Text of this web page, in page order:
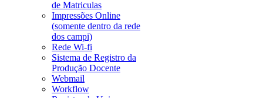
de Matriculas
Impressões Online
(somente dentro da rede
dos campi)
Rede Wi-fi
Sistema de Registro da
Produção Docente
Webmail
Workflow